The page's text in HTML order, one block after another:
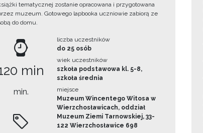
tematycznej zostanie opracowana i przygotowana
muzeum. Gotowego lapbooka uczniowie zabiorą ze
do domu.
min
min.
liczba uczestników
do 25 osób
wiek uczestników
szkoła podstawowa kl. 5-8,
szkoła średnia
miejsce
Muzeum Wincentego Witosa w
Wierzchosławicach, oddział
Muzeum Ziemi Tarnowskiej, 33-
122 Wierzchosławice 698